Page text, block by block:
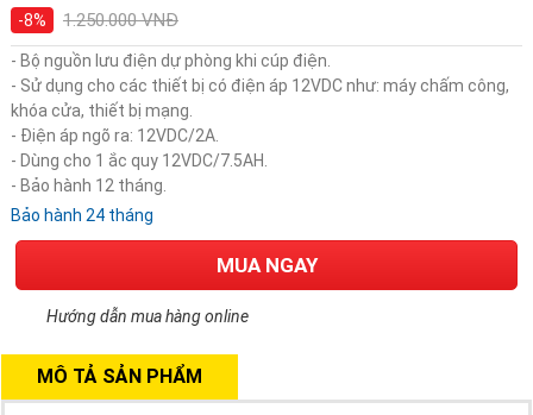
-8%
1.250.000 VNĐ
- Bộ nguồn lưu điện dự phòng khi cúp điện.
- Sử dụng cho các thiết bị có điện áp 12VDC như: máy chấm công,
khóa cửa, thiết bị mạng.
- Điện áp ngõ ra: 12VDC/2A.
- Dùng cho 1 ắc quy 12VDC/7.5AH.
- Bảo hành 12 tháng.
Bảo hành 24 tháng
MUA NGAY
Hướng dẫn mua hàng online
MÔ TẢ SẢN PHẨM